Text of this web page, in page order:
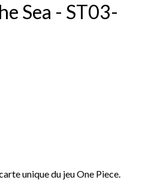
Sea - ST03-
unique du jeu One Piece.